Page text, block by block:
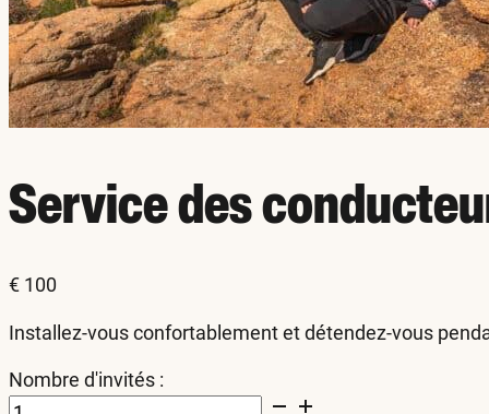
Service des
€ 100
Installez-vous confortablement et détendez-vous
Nombre d'invités :
quantité